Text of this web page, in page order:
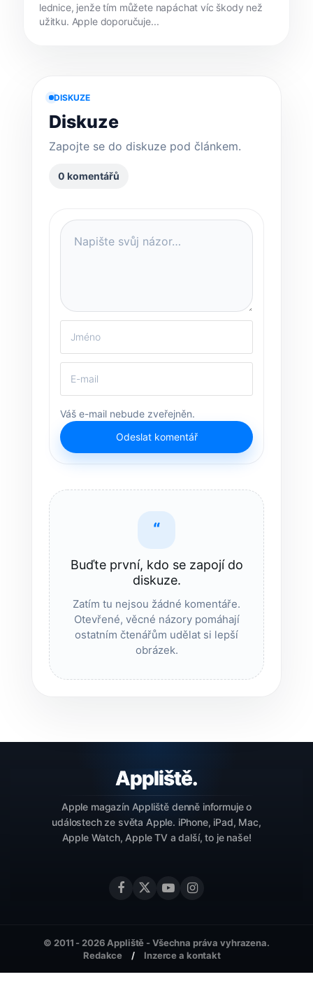
lednice, jenže tím můžete napáchat víc škody než
užitku. Apple doporučuje...
DISKUZE
Diskuze
Zapojte se do diskuze pod článkem.
0 komentářů
Váš e-mail nebude zveřejněn.
Odeslat komentář
“
Buďte první, kdo se zapojí do
diskuze.
Zatím tu nejsou žádné komentáře.
Otevřené, věcné názory pomáhají
ostatním čtenářům udělat si lepší
obrázek.
Apple magazín Appliště denně informuje o
událostech ze světa Apple. iPhone, iPad, Mac,
Apple Watch, Apple TV a další, to je naše!
Redakce Inzerce a kontakt
© 2011 - 2026 Appliště - Všechna práva vyhrazena.